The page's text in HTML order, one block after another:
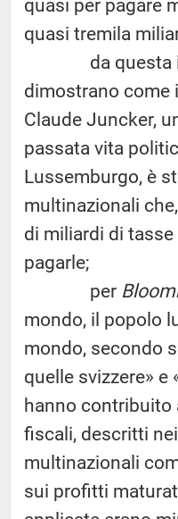
quasi per pagare
quasi tremila
da questa
dimostrano come
Claude Juncker,
passata vita
Lussemburgo, è
multinazionali
di miliardi di
pagarle;
per
mondo, il popolo
mondo, secondo
quelle svizzere»
hanno contribuito
fiscali, descritti
multinazionali
sui profitti